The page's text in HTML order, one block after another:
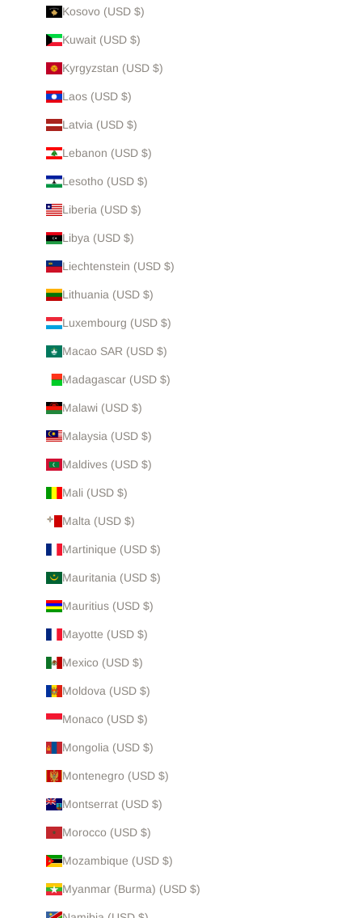
Kosovo (USD $)
Kuwait (USD $)
Kyrgyzstan (USD $)
Laos (USD $)
Latvia (USD $)
Lebanon (USD $)
Lesotho (USD $)
Liberia (USD $)
Libya (USD $)
Liechtenstein (USD $)
Lithuania (USD $)
Luxembourg (USD $)
Macao SAR (USD $)
Madagascar (USD $)
Malawi (USD $)
Malaysia (USD $)
Maldives (USD $)
Mali (USD $)
Malta (USD $)
Martinique (USD $)
Mauritania (USD $)
Mauritius (USD $)
Mayotte (USD $)
Mexico (USD $)
Moldova (USD $)
Monaco (USD $)
Mongolia (USD $)
Montenegro (USD $)
Montserrat (USD $)
Morocco (USD $)
Mozambique (USD $)
Myanmar (Burma) (USD $)